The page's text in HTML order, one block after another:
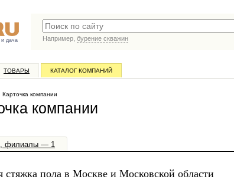
дача
Например, бурение скважин
ТОВАРЫ КАТАЛОГ КОМПАНИЙ
компании
компании
филиалы — 1
стяжка пола в Москве и Московской области